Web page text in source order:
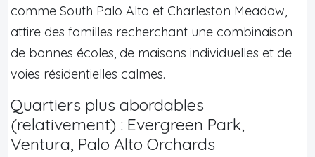
comme South Palo Alto et Charleston Meadow,
attire des familles recherchant une combinaison
de bonnes écoles, de maisons individuelles et de
voies résidentielles calmes.
Quartiers plus abordables
(relativement) : Evergreen Park,
Ventura, Palo Alto Orchards